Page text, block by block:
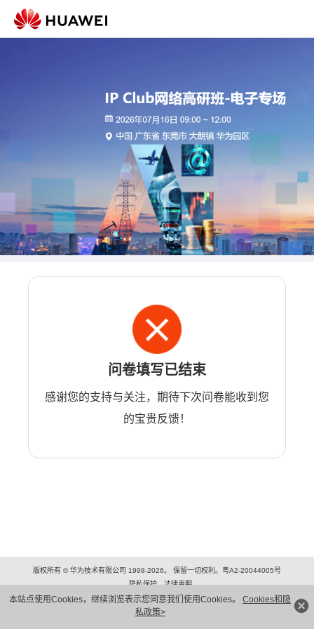
本站点使用Cookies，继续浏览表示您同意我们使用Cookies。 Cookies和隐
私政策>
问卷填写已结束
感谢您的支持与关注，期待下次问卷能收到您
的宝贵反馈！
版权所有 © 华为技术有限公司 1998-2026。 保留一切权利。粤A2-20044005号
隐私保护
法律声明